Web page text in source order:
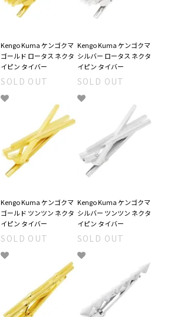
Kengo Kuma ケンゴクマ
ゴールド ロータス ネクタ
イピン タイバー
SOLD OUT
Kengo Kuma ケンゴクマ
シルバー ロータス ネクタ
イピン タイバー
SOLD OUT
Kengo Kuma ケンゴクマ
ゴールド ツンツン ネクタ
イピン タイバー
SOLD OUT
Kengo Kuma ケンゴクマ
シルバー ツンツン ネクタ
イピン タイバー
SOLD OUT